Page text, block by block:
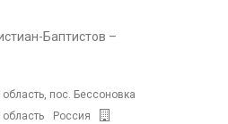
Баптистов –
область, пос. Бессоновка
область Россия